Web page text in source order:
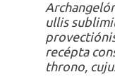
ullis
recépta
throno,